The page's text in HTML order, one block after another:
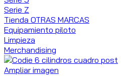
Serie Z
Tienda OTRAS MARCAS
Equipamiento piloto
Limpieza
Merchandising
Ampliar imagen